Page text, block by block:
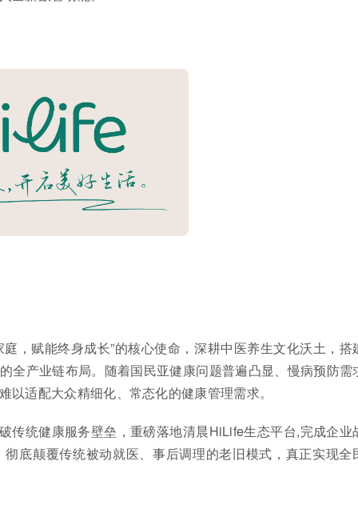
，赋能终身成长”的核心使命，深耕中医养生文化沃土，搭
全产业链布局。随着国民亚健康问题普遍凸显、慢病预防需
适配大众精细化、常态化的健康管理需求。
传统健康服务壁垒，重磅落地清晨HiLife生态平台,完成企业
底颠覆传统被动就医、事后调理的老旧模式，真正实现全